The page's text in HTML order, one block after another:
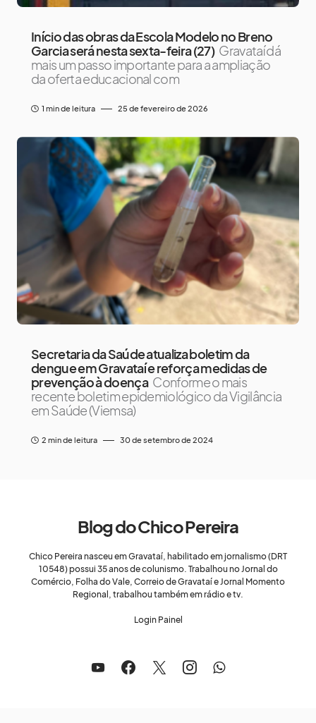
Início das obras da Escola Modelo no Breno
Garcia será nesta sexta-feira (27) Gravataí dá
mais um passo importante para a ampliação
da oferta educacional com
1 min de leitura 25 de fevereiro de 2026
Secretaria da Saúde atualiza boletim da
dengue em Gravataí e reforça medidas de
prevenção à doença Conforme o mais
recente boletim epidemiológico da Vigilância
em Saúde (Viemsa)
2 min de leitura 30 de setembro de 2024
Blog do Chico Pereira
Chico Pereira nasceu em Gravataí, habilitado em jornalismo (DRT
10548) possui 35 anos de colunismo. Trabalhou no Jornal do
Comércio, Folha do Vale, Correio de Gravataí e Jornal Momento
Regional, trabalhou também em rádio e tv.
Login Painel